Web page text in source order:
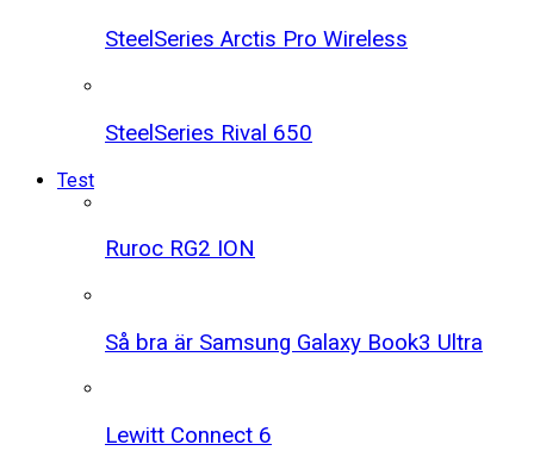
SteelSeries Arctis Pro Wireless
SteelSeries Rival 650
Test
Ruroc RG2 ION
Så bra är Samsung Galaxy Book3 Ultra
Lewitt Connect 6